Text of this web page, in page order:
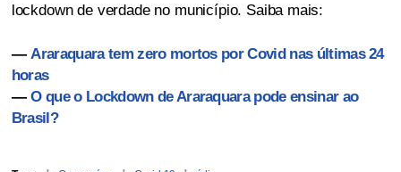
lockdown de verdade no município. Saiba mais:
— Araraquara tem zero mortos por Covid nas últimas 24
horas
—O que o Lockdown de Araraquara pode ensinar ao
Brasil?